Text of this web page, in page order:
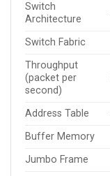
Switch
Architecture
Switch Fabric
Throughput
(packet per
second)
Address Table
Buffer Memory
Jumbo Frame